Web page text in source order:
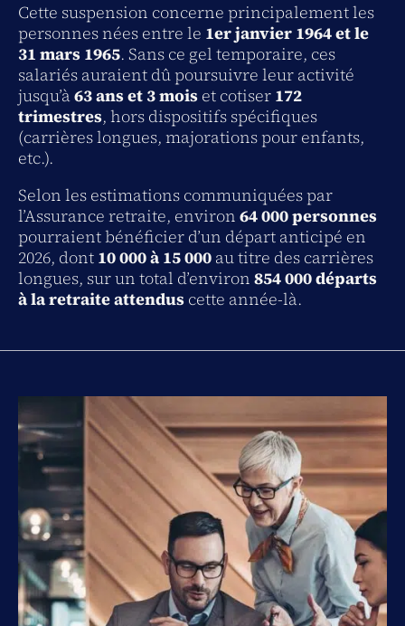
Cette suspension concerne principalement les
personnes nées entre le 1er janvier 1964 et le
31 mars 1965. Sans ce gel temporaire, ces
salariés auraient dû poursuivre leur activité
jusqu’à63 ans et 3 mois et cotiser 172
trimestres, hors dispositifs spécifiques
(carrières longues, majorations pour enfants,
etc.).
Selon les estimations communiquées par
l’Assurance retraite, environ 64 000 personnes
pourraient bénéficier d’un départ anticipé en
2026, dont 10 000 à 15 000 au titre des carrières
longues, sur un total d’environ 854 000 départs
à la retraite attendus cette année-là.